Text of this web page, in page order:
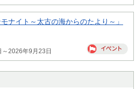
ナイト～太古の海からのたより～」
2026年9月23日